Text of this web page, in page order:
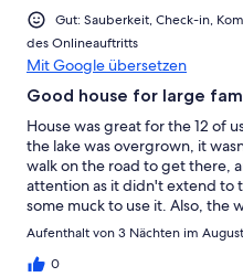
Gut: Sauberkeit, Check-in,
des Onlineauftritts
Mit Google übersetzen
Good house for large
House was great for the 12 of
the lake was overgrown, it
walk on the road to get there,
attention as it didn't extend to
some muck to use it. Also, the
minimal therefore please keep
great. We used the grill and
meal outside the house. Large
Aufenthalt von 3 Nächten im
0